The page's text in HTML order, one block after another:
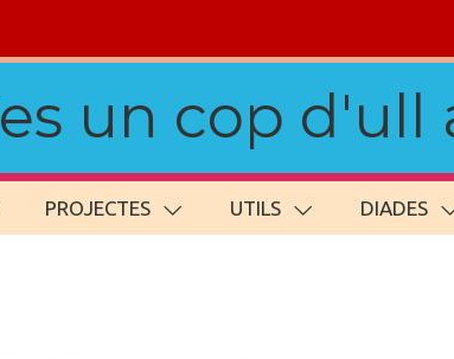
un cop d'ull
PROJECTES UTILS DIADES